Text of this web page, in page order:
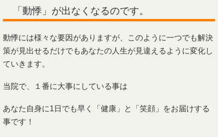
「動悸」が出なくなるのです。
動悸には様々な要因がありますが、このように一つでも解決
策が見出せるだけでもあなたの人生が見違えるように変化し
ていきます。
当院で、１番に大事にしている事は
あなた自身に1日でも早く「健康」と「笑顔」をお届けする
事です！